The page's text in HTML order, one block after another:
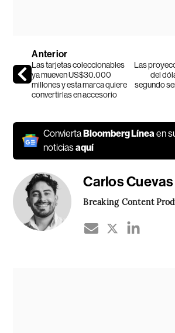
Anterior
Las tarjetas coleccionables
ya mueven US$30.000
millones y esta marca quiere
convertirlas en accesorio
Las
del
segundo
ConviertaBloomberg Línea en
noticiasaquí
Carlos Cuevas
Breaking Content